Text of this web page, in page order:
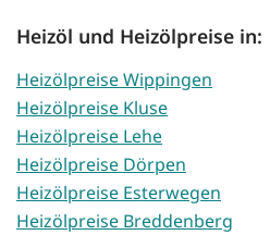
Heizöl und Heizölpreise in:
Heizölpreise Wippingen
Heizölpreise Kluse
Heizölpreise Lehe
Heizölpreise Dörpen
Heizölpreise Esterwegen
Heizölpreise Breddenberg